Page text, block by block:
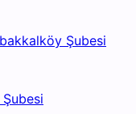
Şubesi